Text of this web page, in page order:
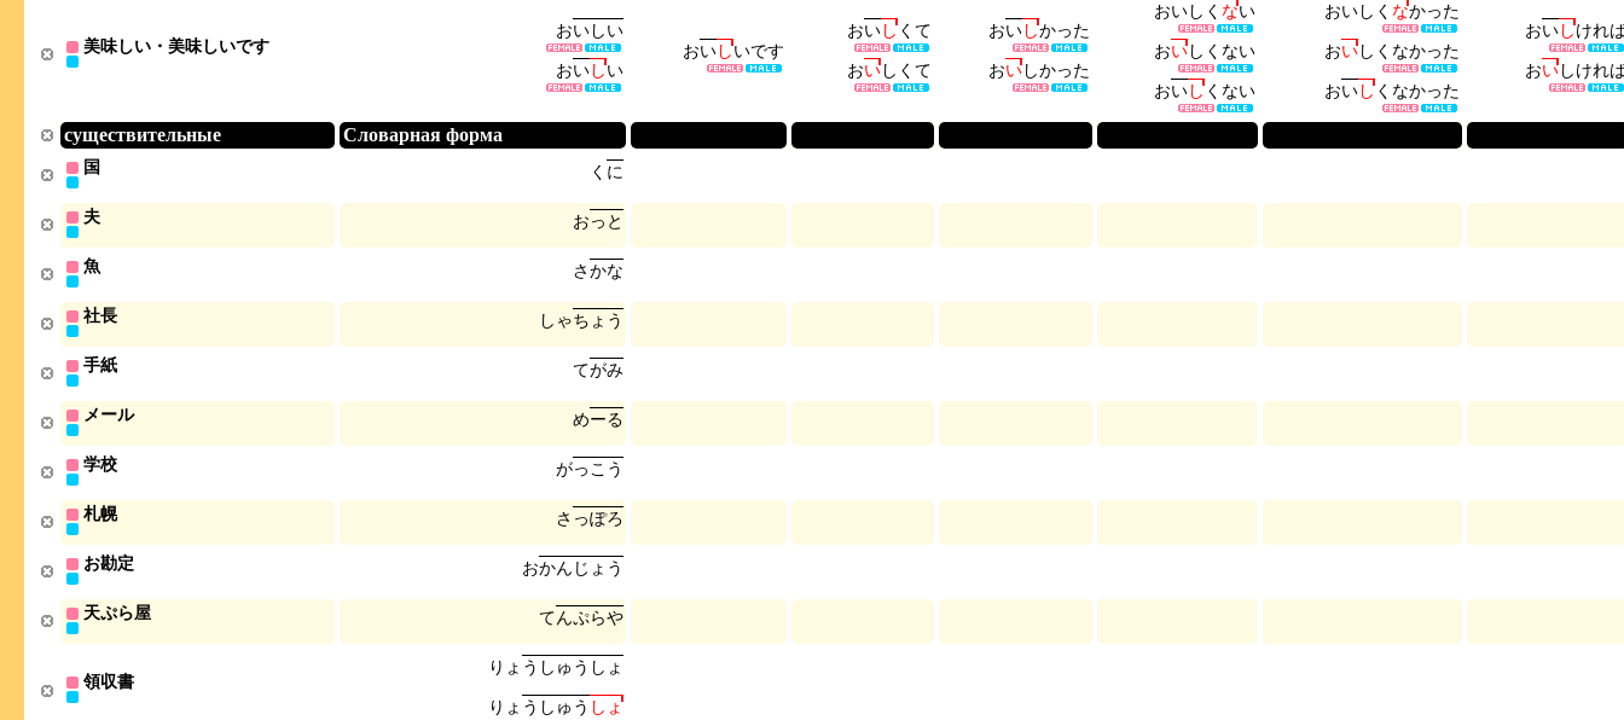
美味しい・美味しいです
おいしい
おいしい
おいしいです
おいしく て
おいし く て
おいしかった
おいしかった
おいし く ない
おいし く ない
おいしく ない
おいし く なかった
おいし く なかった
おいしく なかった
おいしけれ
おいしけれ
существительные Словарная форма
国 く に
夫 おっ と
魚 さかな
社長 し ゃち ょ う
手紙 てがみ
メール めーる
学校 がっ こ う
札幌 さ っぽろ
お勘定 おかん じ ょ う
天ぷら屋 てんぷらや
領収書
り ょ う し ゅ う し ょ
り ょ う し ゅ う し ょ